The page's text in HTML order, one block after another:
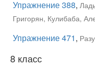
Упражнение 388,
Григорян, Кулибаба,
Упражнение 471,
8 класс